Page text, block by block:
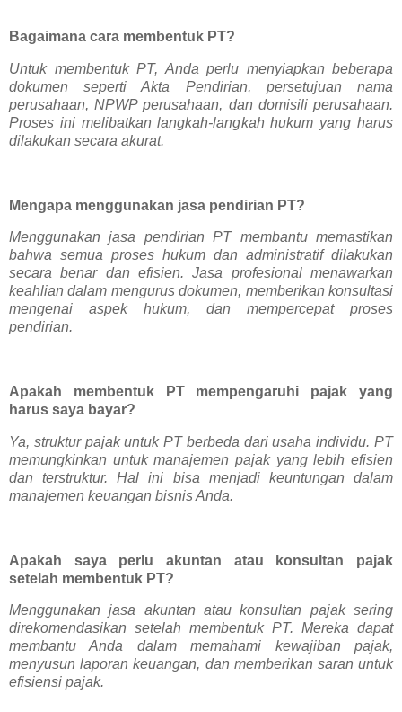
Bagaimana cara membentuk PT?
Untuk membentuk PT, Anda perlu menyiapkan beberapa
dokumen seperti Akta Pendirian, persetujuan nama
perusahaan, NPWP perusahaan, dan domisili perusahaan.
Proses ini melibatkan langkah-langkah hukum yang harus
dilakukan secara akurat.
Mengapa menggunakan jasa pendirian PT?
Menggunakan jasa pendirian PT membantu memastikan
bahwa semua proses hukum dan administratif dilakukan
secara benar dan efisien. Jasa profesional menawarkan
keahlian dalam mengurus dokumen, memberikan konsultasi
mengenai aspek hukum, dan mempercepat proses
pendirian.
Apakah membentuk PT mempengaruhi pajak yang
harus saya bayar?
Ya, struktur pajak untuk PT berbeda dari usaha individu. PT
memungkinkan untuk manajemen pajak yang lebih efisien
dan terstruktur. Hal ini bisa menjadi keuntungan dalam
manajemen keuangan bisnis Anda.
Apakah saya perlu akuntan atau konsultan pajak
setelah membentuk PT?
Menggunakan jasa akuntan atau konsultan pajak sering
direkomendasikan setelah membentuk PT. Mereka dapat
membantu Anda dalam memahami kewajiban pajak,
menyusun laporan keuangan, dan memberikan saran untuk
efisiensi pajak.